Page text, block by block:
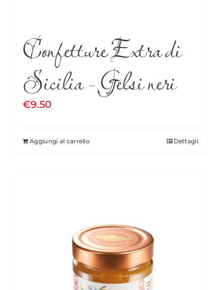
Confetture Extra di
Sicilia – Gelsi neri
€9.50
Aggiungi al carrello Dettagli